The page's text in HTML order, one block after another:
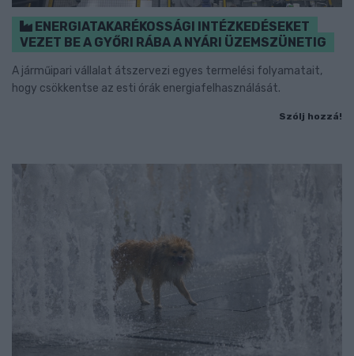
ENERGIATAKARÉKOSSÁGI INTÉZKEDÉSEKET
VEZET BE A GYŐRI RÁBA A NYÁRI ÜZEMSZÜNETIG
A járműipari vállalat átszervezi egyes termelési folyamatait,
hogy csökkentse az esti órák energiafelhasználását.
Szólj hozzá!